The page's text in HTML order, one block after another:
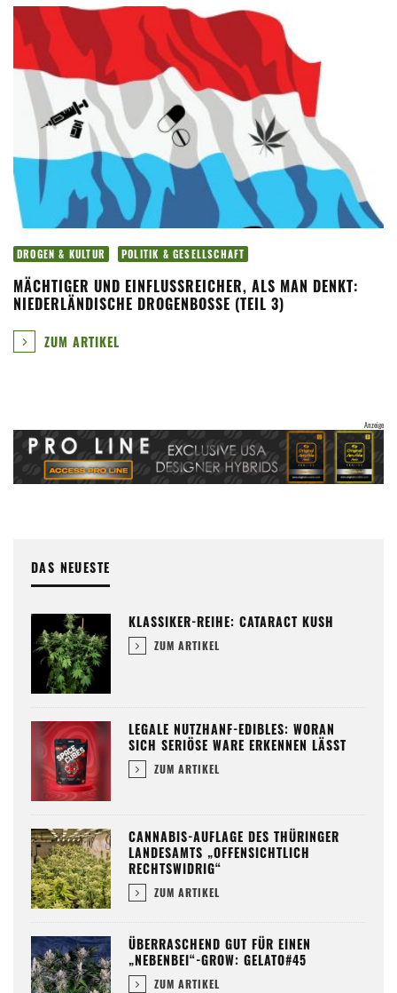
DROGEN & KULTUR POLITIK & GESELLSCHAFT
MÄCHTIGER UND EINFLUSSREICHER, ALS MAN DENKT:
NIEDERLÄNDISCHE DROGENBOSSE (TEIL 3)
ZUM ARTIKEL
DAS NEUESTE
KLASSIKER-REIHE: CATARACT KUSH
ZUM ARTIKEL
LEGALE NUTZHANF-EDIBLES: WORAN
SICH SERIÖSE WARE ERKENNEN LÄSST
ZUM ARTIKEL
CANNABIS-AUFLAGE DES THÜRINGER
LANDESAMTS „OFFENSICHTLICH
RECHTSWIDRIG“
ZUM ARTIKEL
ÜBERRASCHEND GUT FÜR EINEN
„NEBENBEI“-GROW: GELATO#45
ZUM ARTIKEL